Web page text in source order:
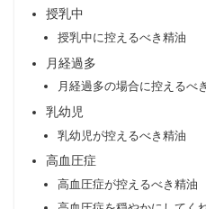
授乳中
授乳中に控えるべき精油
月経過多
月経過多の場合に控えるべ
乳幼児
乳幼児が控えるべき精油
高血圧症
高血圧症が控えるべき精油